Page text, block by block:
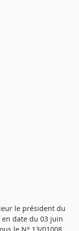
le président du
date du 03 juin